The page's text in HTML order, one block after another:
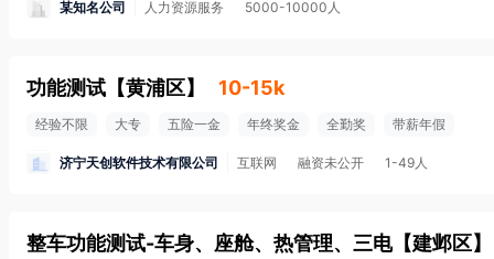
某知名公司 人力资源服务 5000-10000人
功能测试 【黄浦区】 10-15k
经验不限 大专 五险一金 年终奖金 全勤奖 带薪年假
济宁天创软件技术有限公司 互联网 融资未公开 1-49人
整车功能测试-车身、座舱、热管理、三电 【建邺区】